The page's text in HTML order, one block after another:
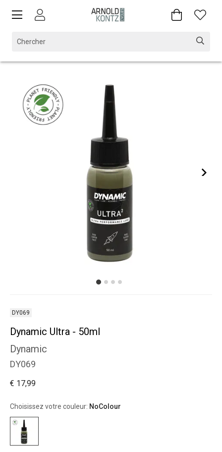
DY069
Dynamic Ultra - 50ml
Dynamic
DY069
€ 17,99
Choisissez votre couleur: NoColour